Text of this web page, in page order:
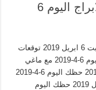
السبت 6 ابريل 2019 توقعات الابراج اليوم 6
حظك اليوم 6-4-2019 ماغي فرح ابراج اليوم السبت 6 ابريل 2019 توقعات
الابراج اليوم 6 ابريل 2019 ابراج السبت حظك اليوم 6-4-2019 مع ماغي
فرح توقعات حظك برجك اليوم السبت 6 ابريل 2019 حظك اليوم 6-4-2019
الابراج اليوم السبت 6-4-2019 برجك اليوم 6 ابريل 2019 حظك اليوم